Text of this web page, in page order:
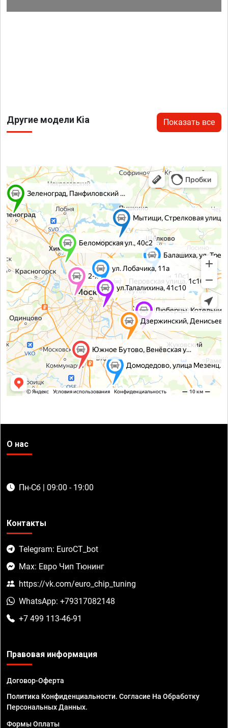
Другие модели Kia Показать все
О нас
Пн-Сб | 09:00 - 19:00
Контакты
Telegram: EuroCT_bot
Max: Евро Чип Тюнинг
https://vk.com/euro_chip_tuning
WhatsApp: +79317082148
+7 499 113-46-91
Правовая информация
Договор-Оферта
Политика Конфиденциальности. Согласие На Обработку
Персональных Данных.
Формы Оплаты